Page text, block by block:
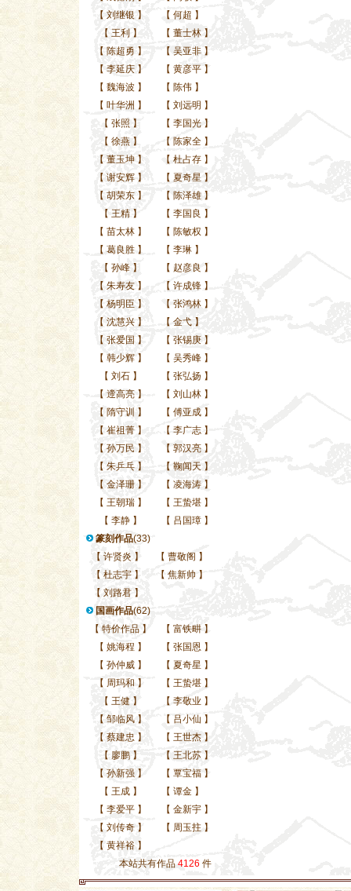
【 刘继银 】 【 何超 】
【 王利 】 【 董士林 】
【 陈超勇 】 【 吴亚非 】
【 李延庆】 【 黄彦平 】
【 魏海波 】 【 陈伟 】
【 叶华洲 】 【 刘远明 】
【 张照 】 【 李国光 】
【 徐燕】 【 陈家全 】
【 董玉坤】 【 杜占存 】
【 谢安辉】 【 夏奇星 】
【 胡荣东】 【 陈泽雄 】
【 王精】 【 李国良 】
【 苗太林】 【 陈敏权 】
【 葛良胜】 【 李琳 】
【 孙峰】 【 赵彦良 】
【 朱寿友】 【 许成锋 】
【 杨明臣 】 【 张鸿林 】
【 沈慧兴】 【 金弋 】
【 张爱国 】 【 张锡庚 】
【 韩少辉】 【 吴秀峰 】
【 刘石】 【 张弘扬 】
【 遆高亮】 【 刘山林 】
【 隋守训 】 【 傅亚成 】
【 崔祖菁】 【 李广志 】
【 孙万民 】 【 郭汉亮 】
【 朱乒乓】 【 鞠闻天 】
【 金泽珊】 【 凌海涛 】
【 王朝瑞】 【 王蛰堪 】
【 李静】 【 吕国璋 】
篆刻作品(33)
【 许贤炎 】 【 曹敬阁 】
【 杜志宇 】 【 焦新帅 】
【 刘路君 】
国画作品(62)
【 特价作品】 【 富铁畊 】
【 姚海程 】 【 张国恩 】
【 孙仲威】 【 夏奇星 】
【 周玛和 】 【 王蛰堪 】
【 王健】 【 李敬业 】
【 邹临风】 【 吕小仙 】
【 蔡建忠 】 【 王世杰 】
【 廖鹏】 【 王北苏 】
【 孙新强】 【 覃宝福 】
【 王成】 【 谭金 】
【 李爱平】 【 金新宇 】
【 刘传奇】 【 周玉拄 】
【 黄祥裕】
本站共有作品 4126 件